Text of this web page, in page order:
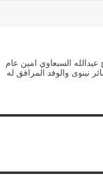
عبدالله السبعاوي امين عام
نينوى والوفد المرافق له